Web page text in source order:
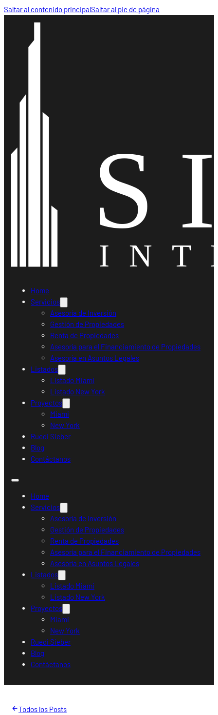
Saltar al contenido principalSaltar al pie de página
Home
Servicios
Asesoría de Inversión
Gestión de Propiedades
Renta de Propiedades
Asesoría para el Financiamiento de Propiedades
Asesoría en Asuntos Legales
Listados
Listado Miami
Listado New York
Proyectos
Miami
New York
Ruedi Sieber
Blog
Contáctanos
Home
Servicios
Asesoría de Inversión
Gestión de Propiedades
Renta de Propiedades
Asesoría para el Financiamiento de Propiedades
Asesoría en Asuntos Legales
Listados
Listado Miami
Listado New York
Proyectos
Miami
New York
Ruedi Sieber
Blog
Contáctanos
Todos los Posts